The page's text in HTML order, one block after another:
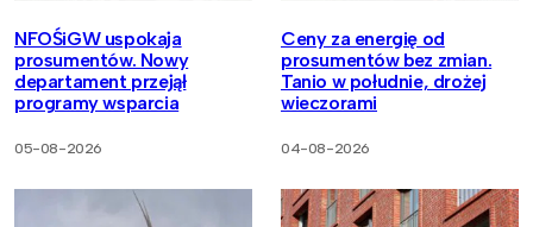
NFOŚiGW uspokaja
prosumentów. Nowy
departament przejął
programy wsparcia
05-08-2026
Ceny za energię od
prosumentów bez zmian.
Tanio w południe, drożej
wieczorami
04-08-2026